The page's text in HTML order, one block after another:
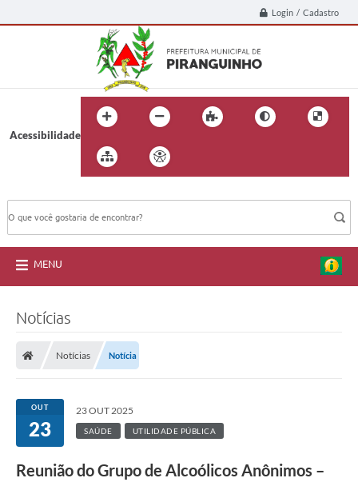
Login / Cadastro
Acessibilidade
MENU
Notícias
Notícias Notícia
OUT
23
23 OUT 2025
SAÚDE UTILIDADE PÚBLICA
Reunião do Grupo de Alcoólicos Anônimos –